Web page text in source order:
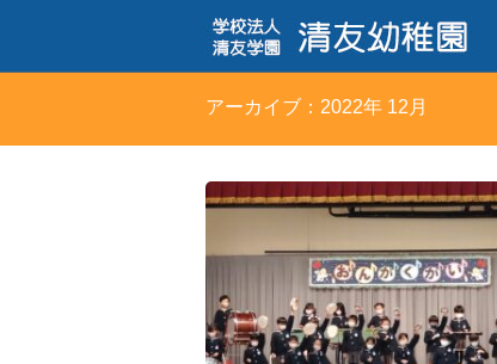
アーカイブ：2022年 12月